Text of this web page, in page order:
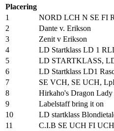
Placering
1
NORD LCH N SE FI
2
Dante v. Erikson
3
Zenit v Erikson
4
LD Startklass LD 1
5
LD STARTKLASS,
6
LD Startklass LD1
7
SE VCH, SE UCH,
8
Hirkaho's Dragon Lady
9
Labelstaff bring it on
10
LD startklass
11
C.I.B SE UCH FI